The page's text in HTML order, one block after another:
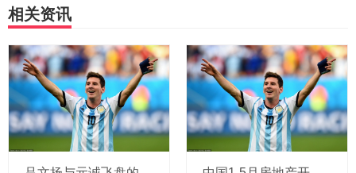
相关资讯